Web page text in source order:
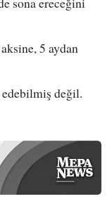
5 aydan
değil.